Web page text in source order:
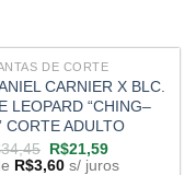
DE CORTE
CARNIER X BLC.
LEOPARD “CHING–
CORTE ADULTO
34,45 O
preço
R$21,59O
preço
R$3,60 s/ juros